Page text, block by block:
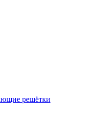
решётки